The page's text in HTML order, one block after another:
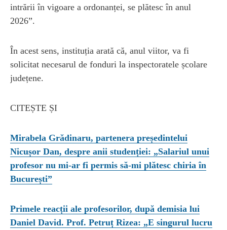
intrării în vigoare a ordonanței, se plătesc în anul
2026”.
În acest sens, instituția arată că, anul viitor, va fi
solicitat necesarul de fonduri la inspectoratele școlare
județene.
CITEȘTE ȘI
Mirabela Grădinaru, partenera președintelui
Nicușor Dan, despre anii studenției: „Salariul unui
profesor nu mi-ar fi permis să-mi plătesc chiria în
București”
Primele reacții ale profesorilor, după demisia lui
Daniel David. Prof. Petruț Rizea: „E singurul lucru